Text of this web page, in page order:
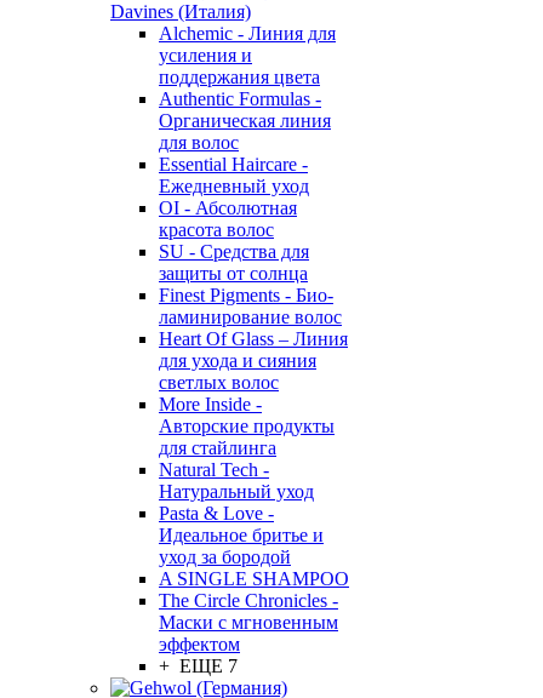
Davines (Италия)
Alchemic - Линия для
усиления и
поддержания цвета
Authentic Formulas -
Органическая линия
для волос
Essential Haircare -
Eжедневный уход
OI - Абсолютная
красота волос
SU - Средства для
защиты от солнца
Finest Pigments - Био-
ламинирование волос
Heart Of Glass – Линия
для ухода и сияния
светлых волос
More Inside -
Авторские продукты
для стайлинга
Natural Tech -
Натуральный уход
Pasta & Love -
Идеальное бритье и
уход за бородой
A SINGLE SHAMPOO
The Circle Chronicles -
Маски с мгновенным
эффектом
+ ЕЩЕ 7